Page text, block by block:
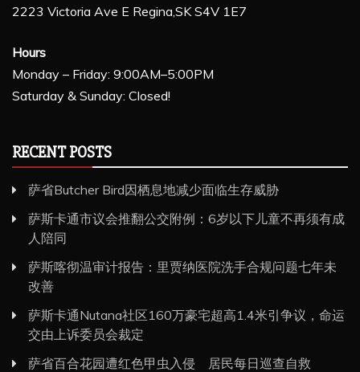
2223 Victoria Ave E Regina,SK S4V 1E7
Hours
Monday – Friday: 9:00AM–5:00PM
Saturday & Sunday: Closed!
RECENT POSTS
萨省Butcher Bird因栖息地减少面临生存威胁
萨斯卡通市议会推翻公交附例：6岁以下儿童不再须有成
人陪同
萨斯喀彻温审计报告：里贾纳医院洗手合规问题七年未
改善
萨斯卡通Nutana社区160万豪宅超高1.4米引争议，命运
交由上诉委员会裁定
萨省百合花园遭红色甲虫入侵 居民每日巡查自救